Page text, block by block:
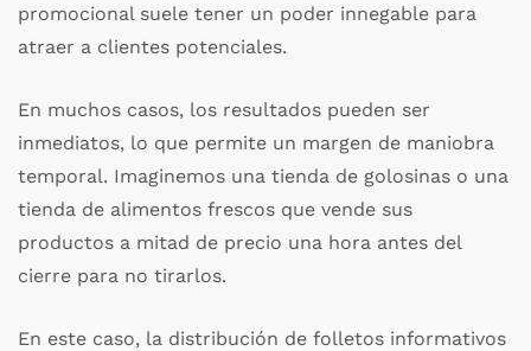
promocional suele tener un poder innegable para
atraer a clientes potenciales.
En muchos casos, los resultados pueden ser
inmediatos, lo que permite un margen de maniobra
temporal. Imaginemos una tienda de golosinas o una
tienda de alimentos frescos que vende sus
productos a mitad de precio una hora antes del
cierre para no tirarlos.
En este caso, la distribución de folletos informativos